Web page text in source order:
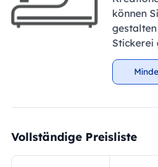
können
Stickerei
Vollständige Preisliste